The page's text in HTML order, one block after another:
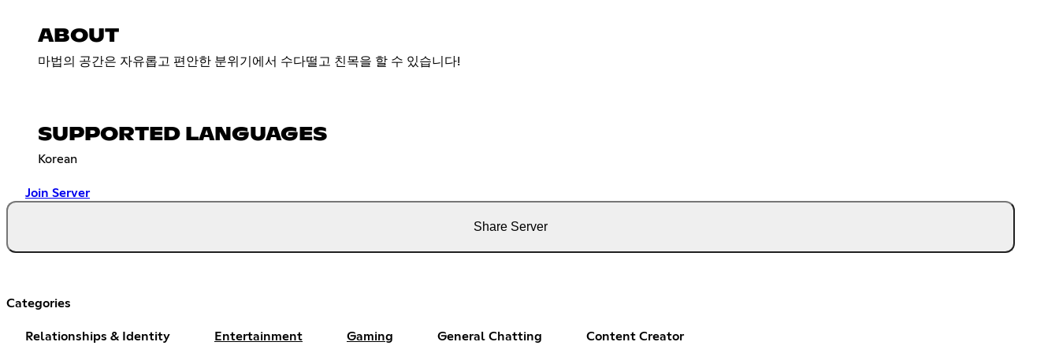
ABOUT
마법의 공간은 자유롭고 편안한 분위기에서 수다떨고 친목을 할 수 있습니다!
SUPPORTED LANGUAGES
Korean
Join Server
Share Server
Categories
Relationships & Identity Entertainment Gaming General Chatting Content Creator